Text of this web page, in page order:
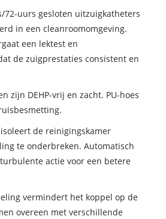
72-uurs gesloten uitzuigkatheters
in een cleanroomomgeving.
een lektest en
de zuigprestaties consistent en
zijn DEHP-vrij en zacht. PU-hoes
de reinigingskamer
te onderbreken. Automatisch
actie voor een betere
vermindert het koppel op de
overeen met verschillende